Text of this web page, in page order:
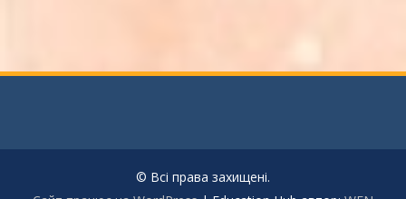
© Всі права захищені.